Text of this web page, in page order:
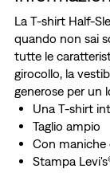
La T-shirt Half-
quando non sai
tutte le
girocollo, la
generose per un
Una T-shirt
Taglio ampio
Con maniche
Stampa